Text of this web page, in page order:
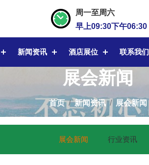
周一至周六
早上09:30下午06:30
新闻资讯 酒店展位 联系我们
展会新闻
首页 新闻资讯 展会新闻
展会新闻 行业资讯